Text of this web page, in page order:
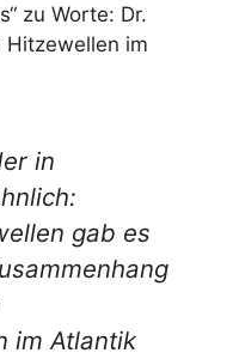
zu Worte: Dr.
Hitzewellen im
in
gab es
im Atlantik